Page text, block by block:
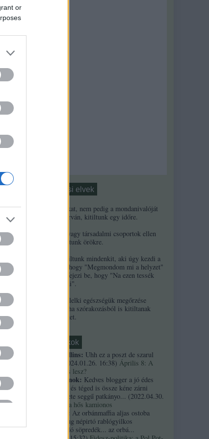
or
Moderálási elvek
1. Ha a másikat, nem pedig a mondanivalóját
minősíted durván, kitiltunk egy időre.
2. Ha népek vagy társadalmi csoportok ellen
uszítasz, kitiltunk örökre.
3. Örökre kitiltunk mindenkit, aki úgy kezdi a
kommentjét, hogy "Megmondom mi a helyzet"
és/vagy úgy fejezi be, hogy "Na ezen tessék
elgondolkodni".
4. A szerzők lelki egészségük megőrzése
érdekében néha szórakozásból is kitiltanak
kommentelőket.
Friss topikok
necrophil collins: Uhh ez a poszt de szarul
2024.01.26. 16:38) Április 8: A
többség kevés lesz?
Custertábornok: Kedves blogger a jó édes
kurvaanyádat és téged is össze kéne zárni
ezekkel a fekete seggű patkányo... (2022.04.30.
Árpi, a hős kamionos
kiskutyauto: Az orbánmaffia aljas ostoba
arrogáns hazug népirtó rablógyilkos
országromboló söpredék... az orbá...